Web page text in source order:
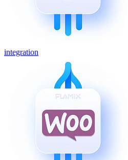
integration